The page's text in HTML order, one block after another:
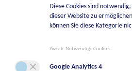
Bereitschaftsdienst Bauhof
+43 664 5244747
Diese Cookies sind
dieser Website zu
können Sie diese Kategorie
Zweck: Notwendige Cookies
Google Analytics 4